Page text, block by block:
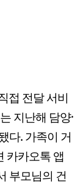
접 전달 서비
지난해 담양·
다. 가족이 거
카카오톡 앱
부모님의 건